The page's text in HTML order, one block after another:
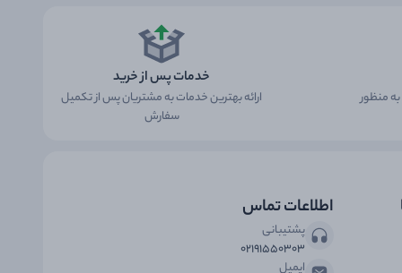
منظور
خدمات پس از خرید
ارائه بهترین خدمات به مشتریان پس از تکمیل
سفارش
اطلاعات تماس
پشتیبانی
۰۲۱۹۱۵۵۰۳۰۳
ایمیل